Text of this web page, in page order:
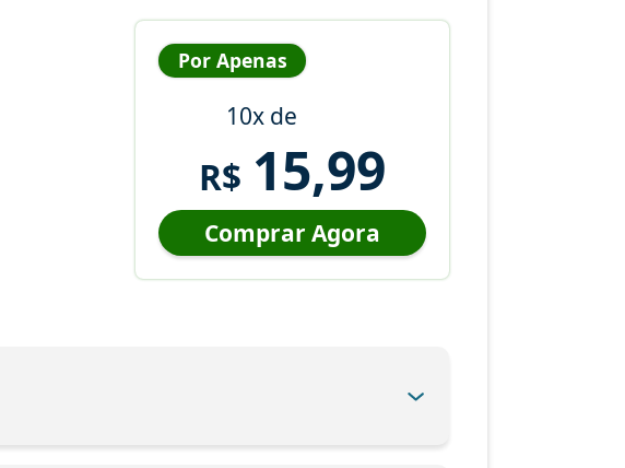
Por Apenas
10x de
R$ 15,99
Comprar Agora